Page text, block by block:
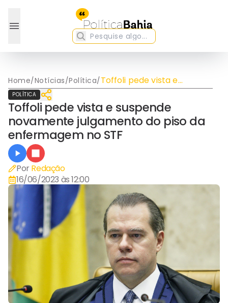
Home/Notícias/Política/Toffoli pede vista e
suspende novamente
enfermagem no STF
POLÍTICA
Toffoli pede vista e suspende
novamente julgamento do piso da
enfermagem no STF
Por Redação
16/06/2023 às 12:00